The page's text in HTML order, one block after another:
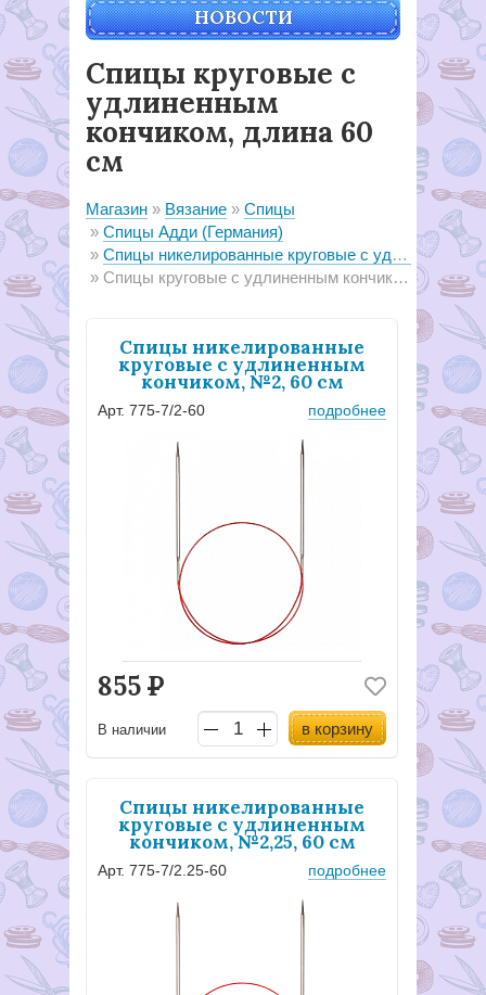
НОВОСТИ
Спицы круговые с
удлиненным
кончиком, длина 60
см
Магазин Вязание
Спицы
Спицы Адди (Германия)
Спицы никелированные круговые с удлиненным кончиком addi
Спицы круговые с удлиненным кончиком, длина 60 см
Спицы никелированные
круговые с удлиненным
кончиком, №2, 60 см
Арт. 775-7/2-60 подробнее
855Р
В наличии в корзину
Спицы никелированные
круговые с удлиненным
кончиком, №2,25, 60 см
Арт. 775-7/2.25-60 подробнее